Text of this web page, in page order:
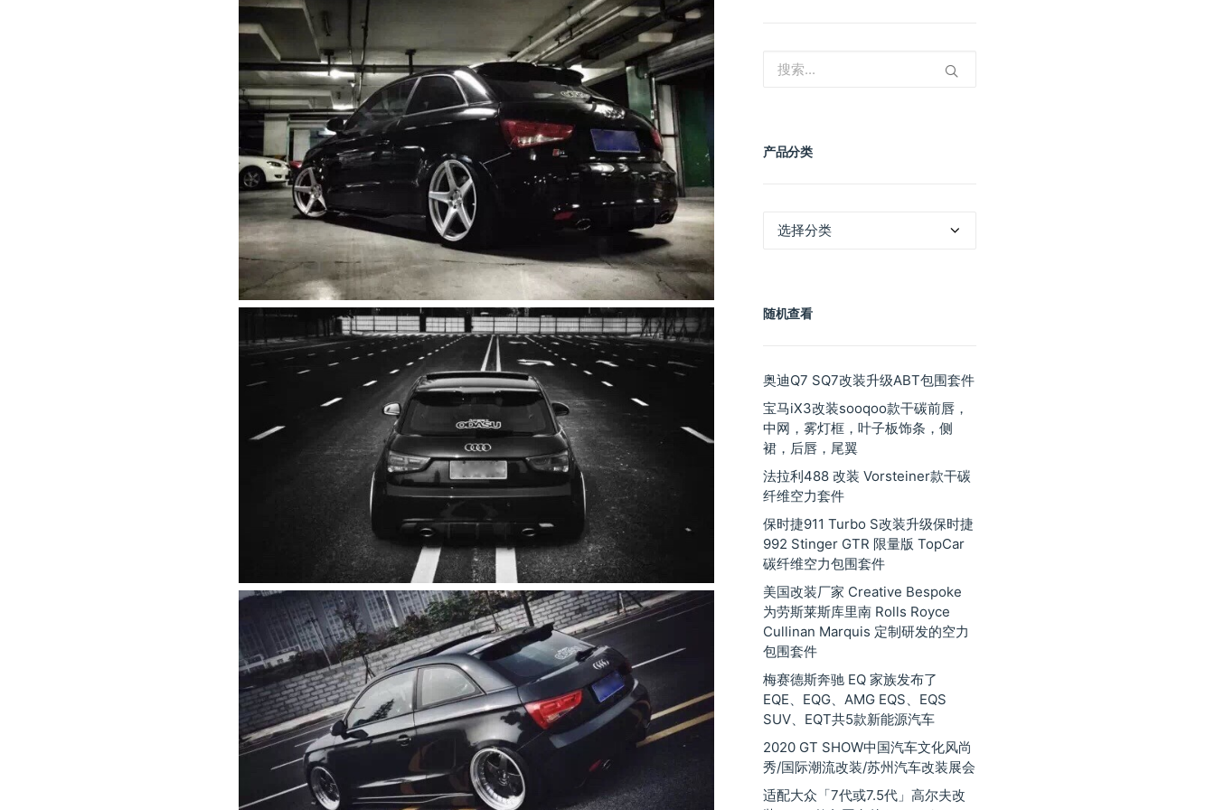
产品分类
随机查看
奥迪Q7 SQ7改装升级ABT包围套件
宝马iX3改装sooqoo款干碳前唇，
中网，雾灯框，叶子板饰条，侧
裙，后唇，尾翼
法拉利488 改装 Vorsteiner款干碳
纤维空力套件
保时捷911 Turbo S改装升级保时捷
992 Stinger GTR 限量版 TopCar
碳纤维空力包围套件
美国改装厂家 Creative Bespoke
为劳斯莱斯库里南 Rolls Royce
Cullinan Marquis 定制研发的空力
包围套件
梅赛德斯奔驰 EQ 家族发布了
EQE、EQG、AMG EQS、EQS
SUV、EQT共5款新能源汽车
2020 GT SHOW中国汽车文化风尚
秀/国际潮流改装/苏州汽车改装展会
适配大众「7代或7.5代」高尔夫改